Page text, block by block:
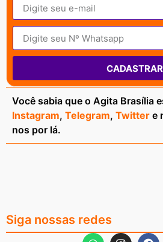
CADASTRAR
Você sabia que o Agita Brasília
Instagram, Telegram, Twitter e
nos por lá.
Siga nossas redes